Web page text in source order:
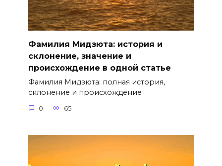
Фамилия Мидзюта: история и
склонение, значение и
происхождение в одной статье
Фамилия Мидзюта: полная история,
склонение и происхождение
0 65